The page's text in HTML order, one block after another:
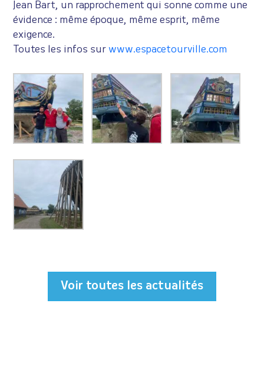
Jean Bart, un rapprochement qui sonne comme une
évidence : même époque, même esprit, même
exigence.
Toutes les infos surwww.espacetourville.com
Voir toutes les actualités